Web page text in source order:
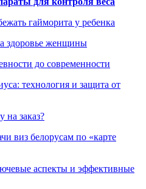
гайморита у ребенка
здоровье женщины
до современности
технология и защита от
на заказ?
виз белорусам по «карте
аспекты и эффективные